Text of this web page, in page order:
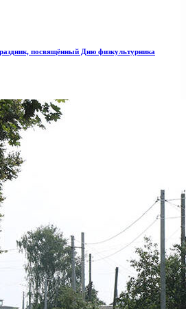
посвящённый Дню физкультурника